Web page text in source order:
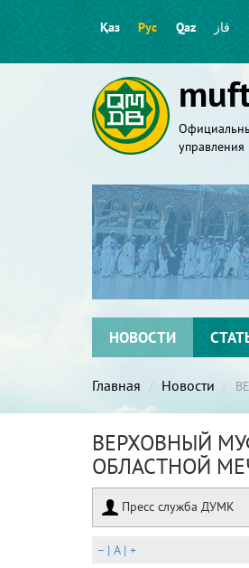
Қаз Рус Qaz قاز
управления
НОВОСТИ
Главная Новости
ВЕРХОВНЫЙ
ОБЛАСТНОЙ
Пресс служба ДУМК
– | A| +